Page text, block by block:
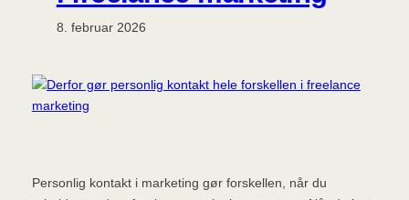
8. februar 2026
Personlig kontakt i marketing gør forskellen, når du